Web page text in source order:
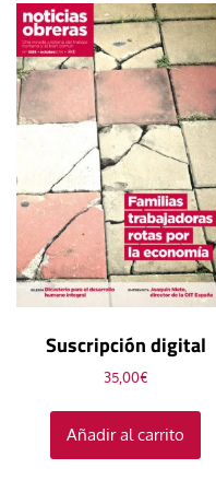
Suscripción digital
35,00€
Añadir al carrito